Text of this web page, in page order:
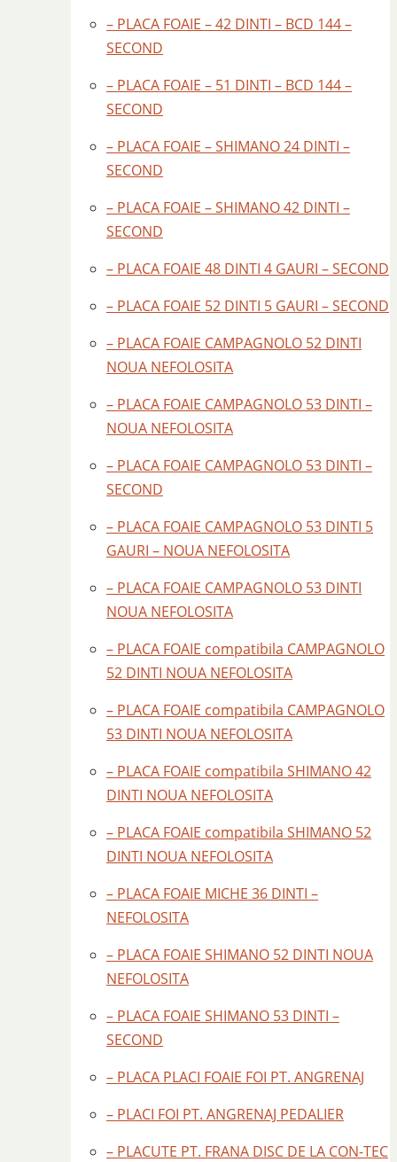
– PLACA FOAIE – 42 DINTI – BCD 144 –
SECOND
– PLACA FOAIE – 51 DINTI – BCD 144 –
SECOND
– PLACA FOAIE – SHIMANO 24 DINTI –
SECOND
– PLACA FOAIE – SHIMANO 42 DINTI –
SECOND
– PLACA FOAIE 48 DINTI 4 GAURI – SECOND
– PLACA FOAIE 52 DINTI 5 GAURI – SECOND
– PLACA FOAIE CAMPAGNOLO 52 DINTI
NOUA NEFOLOSITA
– PLACA FOAIE CAMPAGNOLO 53 DINTI –
NOUA NEFOLOSITA
– PLACA FOAIE CAMPAGNOLO 53 DINTI –
SECOND
– PLACA FOAIE CAMPAGNOLO 53 DINTI 5
GAURI – NOUA NEFOLOSITA
– PLACA FOAIE CAMPAGNOLO 53 DINTI
NOUA NEFOLOSITA
– PLACA FOAIE compatibila CAMPAGNOLO
52 DINTI NOUA NEFOLOSITA
– PLACA FOAIE compatibila CAMPAGNOLO
53 DINTI NOUA NEFOLOSITA
– PLACA FOAIE compatibila SHIMANO 42
DINTI NOUA NEFOLOSITA
– PLACA FOAIE compatibila SHIMANO 52
DINTI NOUA NEFOLOSITA
– PLACA FOAIE MICHE 36 DINTI –
NEFOLOSITA
– PLACA FOAIE SHIMANO 52 DINTI NOUA
NEFOLOSITA
– PLACA FOAIE SHIMANO 53 DINTI –
SECOND
– PLACA PLACI FOAIE FOI PT. ANGRENAJ
– PLACI FOI PT. ANGRENAJ PEDALIER
– PLACUTE PT. FRANA DISC DE LA CON-TEC